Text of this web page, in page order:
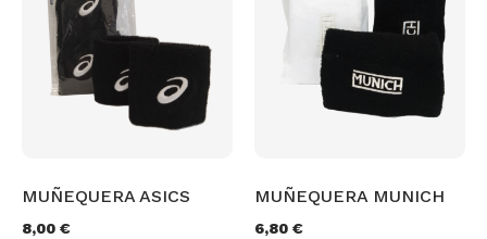
MUÑEQUERA ASICS
8,00 €
MUÑEQUERA MUNICH
6,80 €